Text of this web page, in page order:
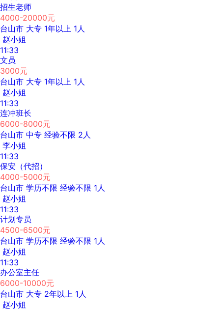
招生老师
4000-20000元
台山市 大专 1年以上 1人
赵小姐
11:33
文员
3000元
台山市 大专 1年以上 1人
赵小姐
11:33
连冲班长
6000-8000元
台山市 中专 经验不限 2人
李小姐
11:33
保安（代招）
4000-5000元
台山市 学历不限 经验不限 1人
赵小姐
11:33
计划专员
4500-6500元
台山市 学历不限 经验不限 1人
赵小姐
11:33
办公室主任
6000-10000元
台山市 大专 2年以上 1人
赵小姐